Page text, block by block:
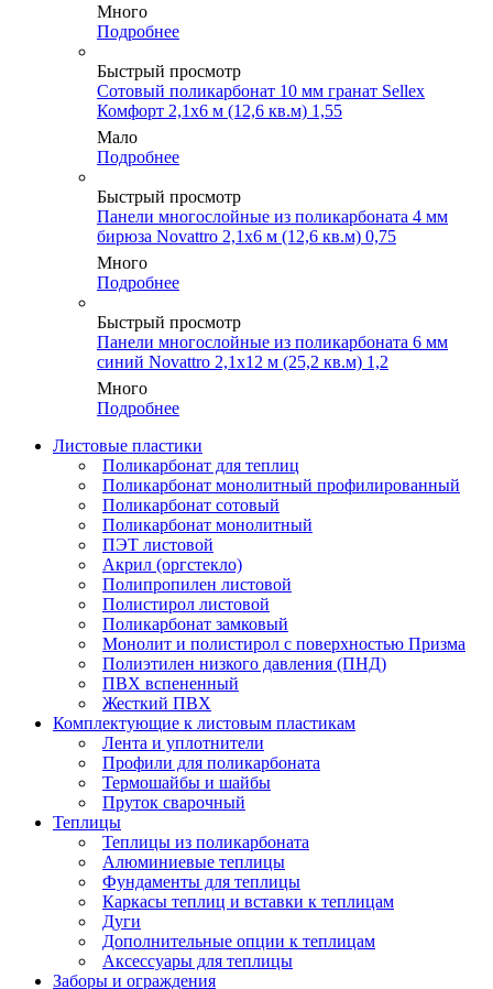
Много
Подробнее
Быстрый просмотр
Сотовый поликарбонат 10 мм гранат Sellex
Комфорт 2,1х6 м (12,6 кв.м) 1,55
Мало
Подробнее
Быстрый просмотр
Панели многослойные из поликарбоната 4 мм
бирюза Novattro 2,1х6 м (12,6 кв.м) 0,75
Много
Подробнее
Быстрый просмотр
Панели многослойные из поликарбоната 6 мм
синий Novattro 2,1х12 м (25,2 кв.м) 1,2
Много
Подробнее
Листовые пластики
Поликарбонат для теплиц
Поликарбонат монолитный профилированный
Поликарбонат сотовый
Поликарбонат монолитный
ПЭТ листовой
Акрил (оргстекло)
Полипропилен листовой
Полистирол листовой
Поликарбонат замковый
Монолит и полистирол с поверхностью Призма
Полиэтилен низкого давления (ПНД)
ПВХ вспененный
Жесткий ПВХ
Комплектующие к листовым пластикам
Лента и уплотнители
Профили для поликарбоната
Термошайбы и шайбы
Пруток сварочный
Теплицы
Теплицы из поликарбоната
Алюминиевые теплицы
Фундаменты для теплицы
Каркасы теплиц и вставки к теплицам
Дуги
Дополнительные опции к теплицам
Аксессуары для теплицы
Заборы и ограждения